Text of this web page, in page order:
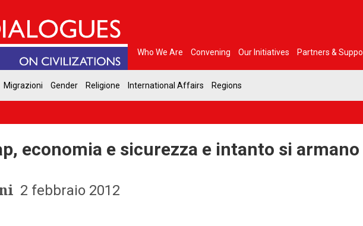
Who We Are Convening Our Initiatives Partners &
Migrazioni Gender Religione International Affairs Regions
economia e sicurezza e intanto si
2 febbraio 2012